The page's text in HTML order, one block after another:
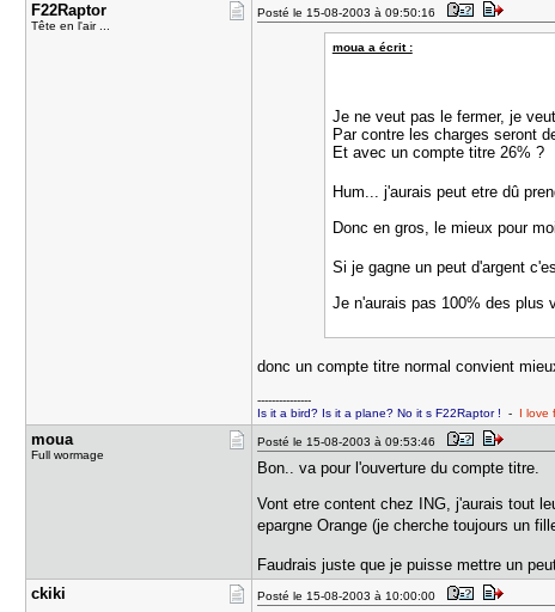
F22Raptor
Tête en l'air ...
Posté le 15-08-2003 à 09:50:16
moua a écrit :
Je ne veut pas le fermer, je
Par contre les charges seront
Et avec un compte titre 26% ?
Hum... j'aurais peut etre dû
Donc en gros, le mieux pour
Si je gagne un peut d'argent
Je n'aurais pas 100% des plus
donc un compte titre normal convient
---------------
Is it a bird? Is it a plane? No it s F22Raptor !
- I love
moua
Full wormage
Posté le 15-08-2003 à 09:53:46
Bon.. va pour l'ouverture du compte titre.
Vont etre content chez ING, j'aurais tout
epargne Orange (je cherche toujours un
Faudrais juste que je puisse mettre un
ckiki
Posté le 15-08-2003 à 10:00:00